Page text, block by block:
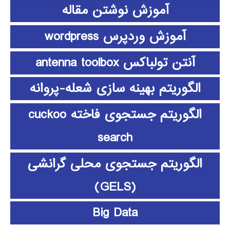
آموزش نوشتن مقاله
آموزش وردپرس wordpress
آنتن تولباکس antenna toolbox
الگوریتم بهینه سازی شعله-پروانه
الگوریتم جستجوی فاخته cuckoo
search
الگوریتم جستجوی محلی گرانشی
(GELS)
Big Data